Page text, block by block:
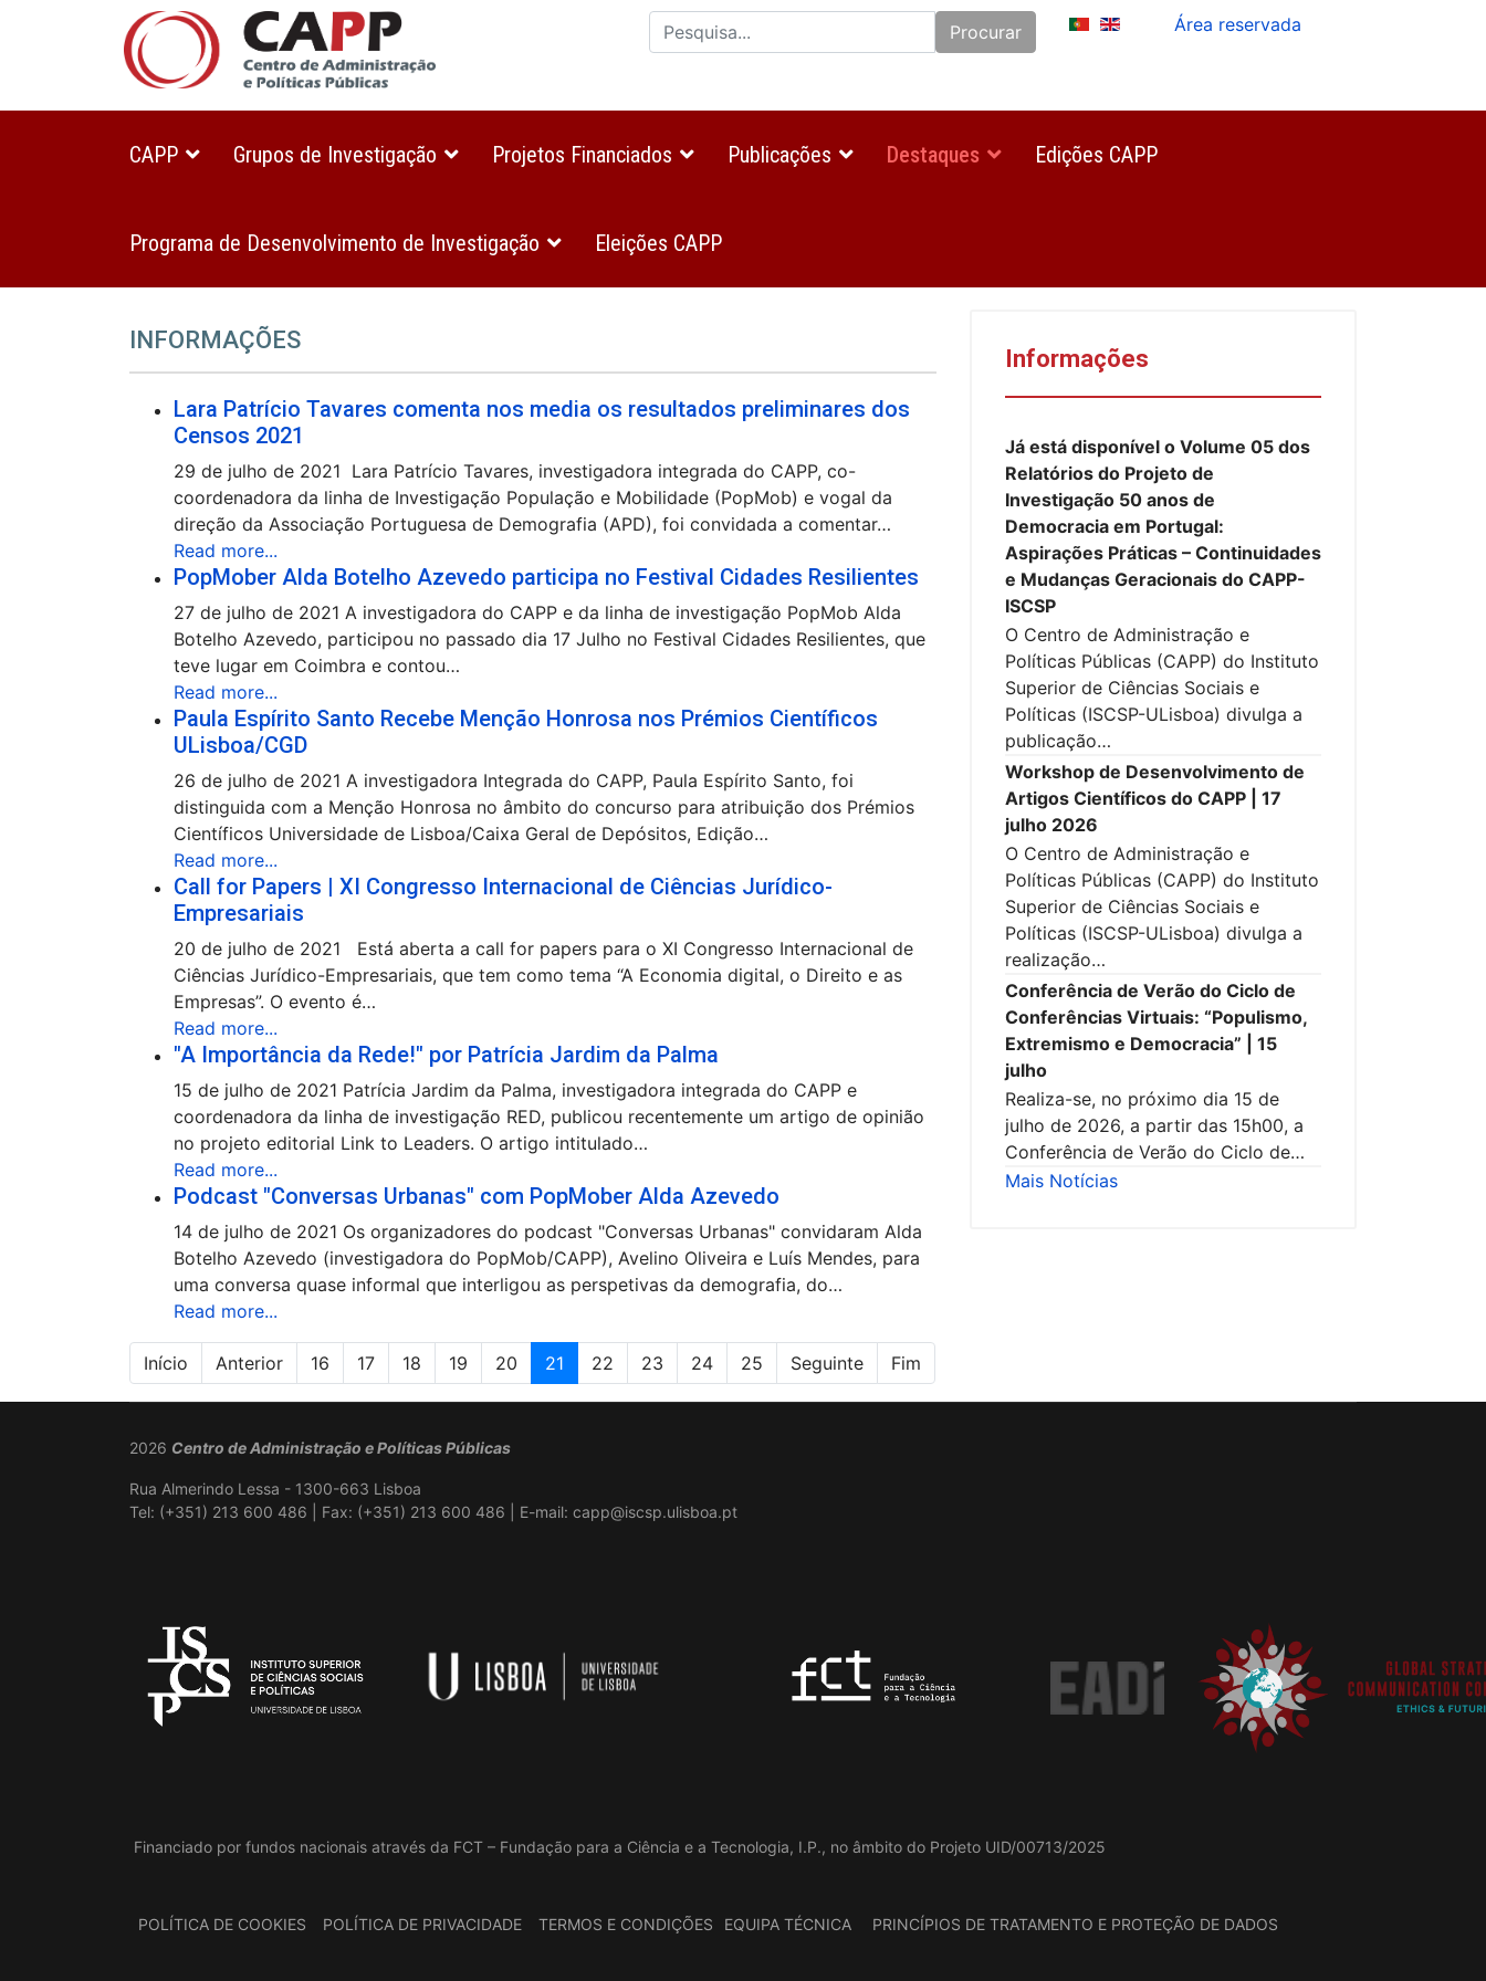
Procurar Área reservada
CAPP Grupos de Investigação Projetos Financiados Publicações Destaques Edições CAPP
Programa de Desenvolvimento de Investigação Eleições CAPP
INFORMAÇÕES
Lara Patrício Tavares comenta nos media os resultados preliminares dos
Censos 2021
29 de julho de 2021 Lara Patrício Tavares, investigadora integrada do CAPP, co-
coordenadora da linha de Investigação População e Mobilidade (PopMob) e vogal da
direção da Associação Portuguesa de Demografia (APD), foi convidada a comentar…
Read more...
PopMober Alda Botelho Azevedo participa no Festival Cidades Resilientes
27 de julho de 2021 A investigadora do CAPP e da linha de investigação PopMob Alda
Botelho Azevedo, participou no passado dia 17 Julho no Festival Cidades Resilientes, que
teve lugar em Coimbra e contou…
Read more...
Paula Espírito Santo Recebe Menção Honrosa nos Prémios Científicos
ULisboa/CGD
26 de julho de 2021 A investigadora Integrada do CAPP, Paula Espírito Santo, foi
distinguida com a Menção Honrosa no âmbito do concurso para atribuição dos Prémios
Científicos Universidade de Lisboa/Caixa Geral de Depósitos, Edição…
Read more...
Call for Papers | XI Congresso Internacional de Ciências Jurídico-
Empresariais
20 de julho de 2021 Está aberta a call for papers para o XI Congresso Internacional de
Ciências Jurídico-Empresariais, que tem como tema “A Economia digital, o Direito e as
Empresas”. O evento é…
Read more...
"A Importância da Rede!" por Patrícia Jardim da Palma
15 de julho de 2021 Patrícia Jardim da Palma, investigadora integrada do CAPP e
coordenadora da linha de investigação RED, publicou recentemente um artigo de opinião
no projeto editorial Link to Leaders. O artigo intitulado…
Read more...
Podcast "Conversas Urbanas" com PopMober Alda Azevedo
14 de julho de 2021 Os organizadores do podcast "Conversas Urbanas" convidaram Alda
Botelho Azevedo (investigadora do PopMob/CAPP), Avelino Oliveira e Luís Mendes, para
uma conversa quase informal que interligou as perspetivas da demografia, do…
Read more...
Início Anterior 16 17 18 19 20 21 22 23 24 25 Seguinte Fim
Informações
Já está disponível o Volume 05 dos
Relatórios do Projeto de
Investigação 50 anos de
Democracia em Portugal:
Aspirações Práticas – Continuidades
e Mudanças Geracionais do CAPP-
ISCSP
O Centro de Administração e
Políticas Públicas (CAPP) do Instituto
Superior de Ciências Sociais e
Políticas (ISCSP-ULisboa) divulga a
publicação…
Workshop de Desenvolvimento de
Artigos Científicos do CAPP | 17
julho 2026
O Centro de Administração e
Políticas Públicas (CAPP) do Instituto
Superior de Ciências Sociais e
Políticas (ISCSP-ULisboa) divulga a
realização…
Conferência de Verão do Ciclo de
Conferências Virtuais: “Populismo,
Extremismo e Democracia” | 15
julho
Realiza-se, no próximo dia 15 de
julho de 2026, a partir das 15h00, a
Conferência de Verão do Ciclo de…
Mais Notícias
2026 Centro de Administração e Políticas Públicas
Rua Almerindo Lessa - 1300-663 Lisboa
Tel: (+351) 213 600 486 | Fax: (+351) 213 600 486 | E-mail: capp@iscsp.ulisboa.pt
Financiado por fundos nacionais através da FCT – Fundação para a Ciência e a Tecnologia, I.P., no âmbito do Projeto UID/00713/2025
POLÍTICA DE COOKIES POLÍTICA DE PRIVACIDADE TERMOS E CONDIÇÕES EQUIPA TÉCNICA PRINCÍPIOS DE TRATAMENTO E PROTEÇÃO DE DADOS